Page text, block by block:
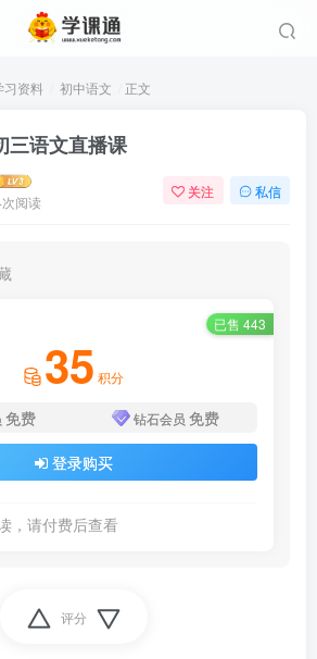
习资料 初中语文 正文
三语文直播课
阅读
关注 私信
已售 443
35 积分
免费 钻石会员 免费
登录购买
，请付费后查看
评分